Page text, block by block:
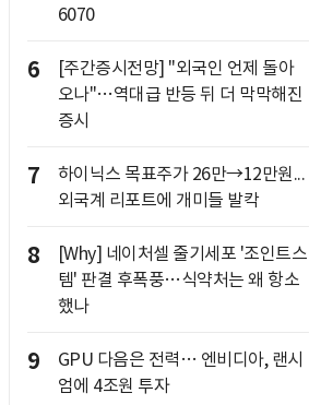
6070
6
[주간증시전망] "외국인 언제 돌아
오나"…역대급 반등 뒤 더 막막해진
증시
7
하이닉스 목표주가 26만→12만원...
외국계 리포트에 개미들 발칵
8
[Why] 네이처셀 줄기세포 '조인트스
템' 판결 후폭풍…식약처는 왜 항소
했나
9
GPU 다음은 전력… 엔비디아, 랜시
엄에 4조원 투자